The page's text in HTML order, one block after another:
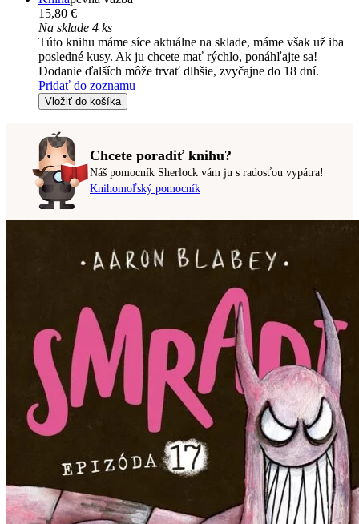
15,80 €
Na sklade 4 ks
Túto knihu máme síce aktuálne na sklade, máme však už iba
posledné kusy. Ak ju chcete mať rýchlo, ponáhľajte sa!
Dodanie ďalších môže trvať dlhšie, zvyčajne do 18 dní.
Pridať do zoznamu
Vložiť do košíka
Chcete poradiť knihu?
Náš pomocník Sherlock vám ju s radosťou vypátra!
Knihomoľský pomocník